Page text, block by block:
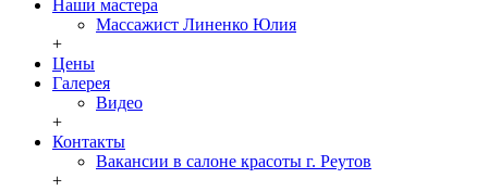
Наши мастера
Массажист Линенко Юлия
+
Цены
Галерея
Видео
+
Контакты
Вакансии в салоне красоты г. Реутов
+